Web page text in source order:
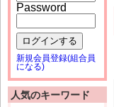
Password
ログインする
新規会員登録(組合員
になる)
人気のキーワード